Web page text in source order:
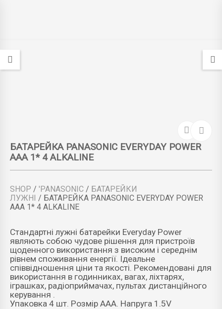
БАТАРЕЙКА PANASONIC EVERYDAY POWER
AAA 1* 4 ALKALINE
SHOP / 'PANASONIC / БАТАРЕЙКИ
ЛУЖНІ / БАТАРЕЙКА PANASONIC EVERYDAY POWER
AAA 1* 4 ALKALINE
Стандартні лужні батарейки Everyday Power
являють собою чудове рішення для пристроїв
щоденного використання з високим і середнім
рівнем споживання енергії. Ідеальне
співвідношення ціни та якості. Рекомендовані для
використання в годинниках, вагах, ліхтарях,
іграшках, радіоприймачах, пультах дистанційного
керування .
Упаковка 4 шт. Розмір AAA. Напруга 1.5V